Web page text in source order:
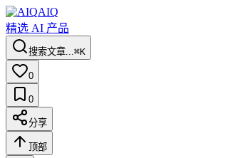
AIQ
精选 AI 产品
搜索文章...⌘K
0
0
分享
顶部